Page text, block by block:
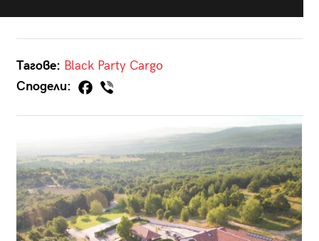
Тагове: Black Party Cargo
Сподели: